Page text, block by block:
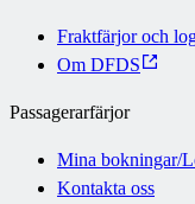
Fraktfärjor och
Om DFDS
Passagerarfärjor
Mina bokningar/
Kontakta oss